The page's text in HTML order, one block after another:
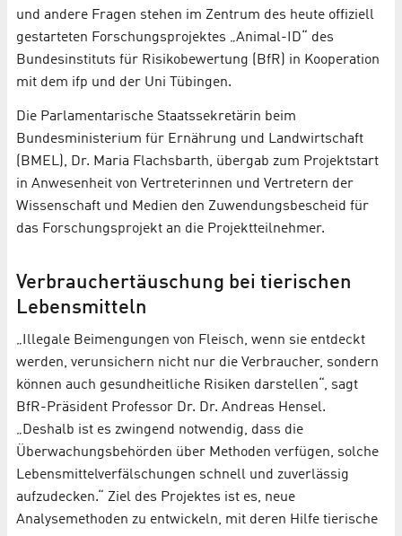
und andere Fragen stehen im Zentrum des heute offiziell
gestarteten Forschungsprojektes „Animal-ID“ des
Bundesinstituts für Risikobewertung (BfR) in Kooperation
mit dem ifp und der Uni Tübingen.
Die Parlamentarische Staatssekretärin beim
Bundesministerium für Ernährung und Landwirtschaft
(BMEL), Dr. Maria Flachsbarth, übergab zum Projektstart
in Anwesenheit von Vertreterinnen und Vertretern der
Wissenschaft und Medien den Zuwendungsbescheid für
das Forschungsprojekt an die Projektteilnehmer.
Verbrauchertäuschung bei tierischen
Lebensmitteln
„Illegale Beimengungen von Fleisch, wenn sie entdeckt
werden, verunsichern nicht nur die Verbraucher, sondern
können auch gesundheitliche Risiken darstellen“, sagt
BfR-Präsident Professor Dr. Dr. Andreas Hensel.
„Deshalb ist es zwingend notwendig, dass die
Überwachungsbehörden über Methoden verfügen, solche
Lebensmittelverfälschungen schnell und zuverlässig
aufzudecken.“ Ziel des Projektes ist es, neue
Analysemethoden zu entwickeln, mit deren Hilfe tierische